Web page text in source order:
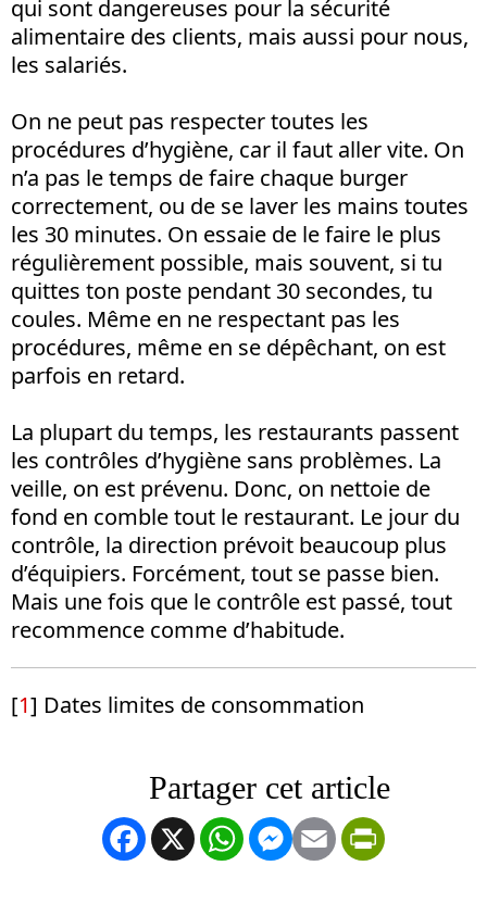
qui sont dangereuses pour la sécurité
alimentaire des clients, mais aussi pour nous,
les salariés.
On ne peut pas respecter toutes les
procédures d’hygiène, car il faut aller vite. On
n’a pas le temps de faire chaque burger
correctement, ou de se laver les mains toutes
les 30 minutes. On essaie de le faire le plus
régulièrement possible, mais souvent, si tu
quittes ton poste pendant 30 secondes, tu
coules. Même en ne respectant pas les
procédures, même en se dépêchant, on est
parfois en retard.
La plupart du temps, les restaurants passent
les contrôles d’hygiène sans problèmes. La
veille, on est prévenu. Donc, on nettoie de
fond en comble tout le restaurant. Le jour du
contrôle, la direction prévoit beaucoup plus
d’équipiers. Forcément, tout se passe bien.
Mais une fois que le contrôle est passé, tout
recommence comme d’habitude.
[1] Dates limites de consommation
Facebook
X WhatsApp
Messenger
Email